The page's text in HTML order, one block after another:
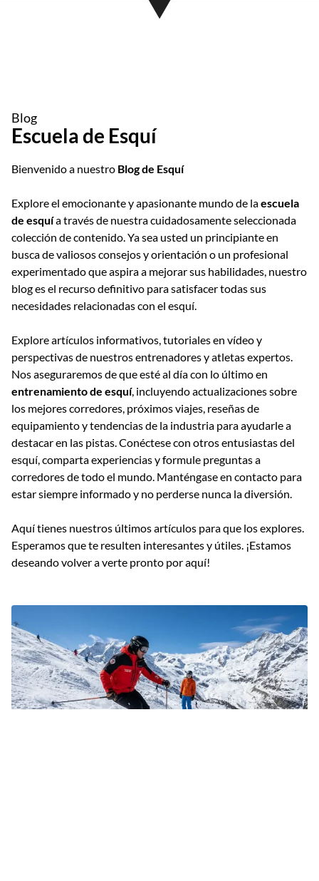
Blog
Escuela de Esquí
Bienvenido a nuestro Blog de Esquí
Explore el emocionante y apasionante mundo de laescuela
de esquía través de nuestra cuidadosamente seleccionada
colección de contenido. Ya sea usted un principiante en
busca de valiosos consejos y orientación o un profesional
experimentado que aspira a mejorar sus habilidades, nuestro
blog es el recurso definitivo para satisfacer todas sus
necesidades relacionadas con el esquí.
Explore artículos informativos, tutoriales en vídeo y
perspectivas de nuestros entrenadores y atletas expertos.
Nos aseguraremos de que esté al día con lo último en
entrenamiento de esquí, incluyendo actualizaciones sobre
los mejores corredores, próximos viajes, reseñas de
equipamiento y tendencias de la industria para ayudarle a
destacar en las pistas. Conéctese con otros entusiastas del
esquí, comparta experiencias y formule preguntas a
corredores de todo el mundo. Manténgase en contacto para
estar siempre informado y no perderse nunca la diversión.
Aquí tienes nuestros últimos artículos para que los explores.
Esperamos que te resulten interesantes y útiles. ¡Estamos
deseando volver a verte pronto por aquí!